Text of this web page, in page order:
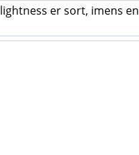
lightness er sort, imens en